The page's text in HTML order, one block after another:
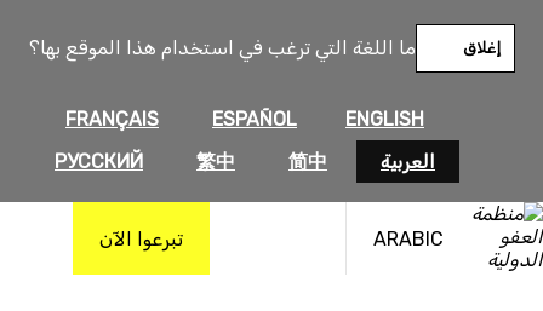
ما اللغة التي ترغب في استخدام هذا الموقع بها؟
ENGLISH
ESPAÑOL
FRANÇAIS
العربية
简中
繁中
РУССКИЙ
إغلاق
ARABIC تبرعوا الآن
المحتوى